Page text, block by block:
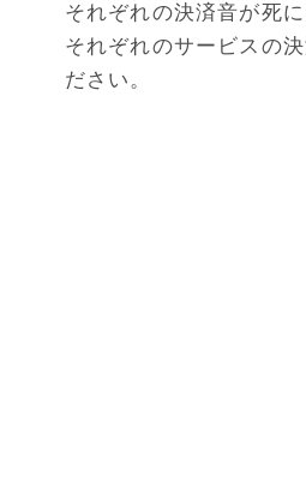
それぞれの決済音が死
それぞれのサービスの
ださい。